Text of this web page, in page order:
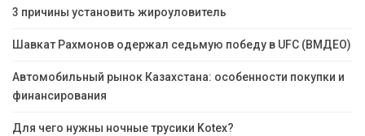
3 причины установить жироуловитель
Шавкат Рахмонов одержал седьмую победу в UFC (ВМДЕО)
Автомобильный рынок Казахстана: особенности покупки и
финансирования
Для чего нужны ночные трусики Kotex?